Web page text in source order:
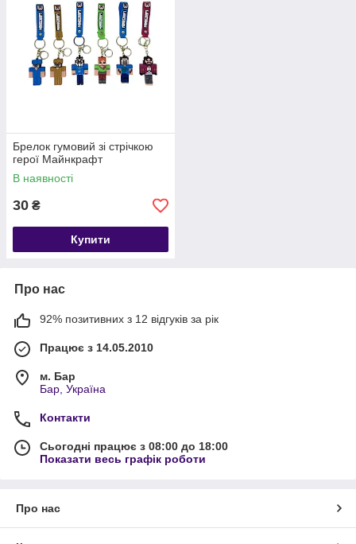
Брелок гумовий зі стрічкою
герої Майнкрафт
В наявності
30 ₴
Купити
Про нас
92% позитивних з 12 відгуків за рік
Працює з 14.05.2010
м. Бар
Бар, Україна
Контакти
Сьогодні працює з 08:00 до 18:00
Показати весь графік роботи
Про нас